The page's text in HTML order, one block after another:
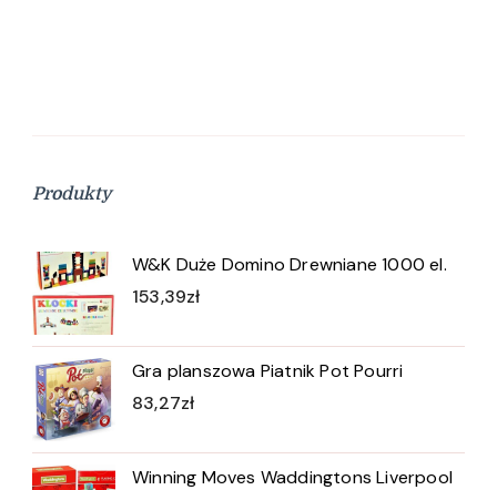
Produkty
W&K Duże Domino Drewniane 1000 el.
153,39zł
Gra planszowa Piatnik Pot Pourri
83,27zł
Winning Moves Waddingtons Liverpool